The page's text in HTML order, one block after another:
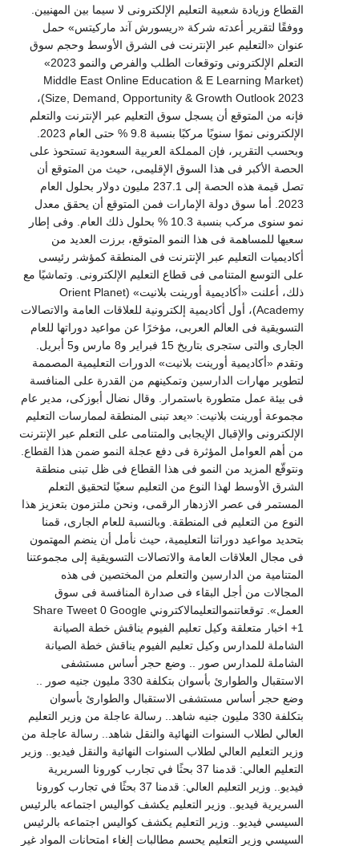
القطاع وزيادة شعبية التعليم الإلكترونى لا سيما بين المهنيين.
ووفقًا لتقرير أعدته شركة «ريسورش آند ماركيتس» حمل
عنوان «التعليم عبر الإنترنت فى الشرق الأوسط وحجم سوق
التعلم الإلكترونى وتوقعات الطلب والفرص والنمو 2023»
(Middle East Online Education & E Learning Market
Size, Demand, Opportunity & Growth Outlook 2023)،
فإنه من المتوقع أن يسجل سوق التعليم عبر الإنترنت والتعلم
الإلكترونى نموًا سنويًا مركبًا بنسبة 9.8 % حتى العام 2023.
وبحسب التقرير، فإن المملكة العربية السعودية تستحوذ على
الحصة الأكبر فى هذا السوق الإقليمى، حيث من المتوقع أن
تصل قيمة هذه الحصة إلى 237.1 مليون دولار بحلول العام
2023. أما سوق دولة الإمارات فمن المتوقع أن يحقق معدل
نمو سنوى مركب بنسبة 10.3 % بحلول ذلك العام. وفى إطار
سعيها للمساهمة فى هذا النمو المتوقع، برزت العديد من
أكاديميات التعليم عبر الإنترنت فى المنطقة كمؤشر رئيسى
على التوسع المتنامى فى قطاع التعليم الإلكترونى. وتماشيًا مع
ذلك، أعلنت «أكاديمية أورينت بلانيت» (Orient Planet
Academy)، أول أكاديمية إلكترونية للعلاقات العامة والاتصالات
التسويقية فى العالم العربى، مؤخرًا عن مواعيد دوراتها للعام
الجارى والتى ستجرى بتاريخ 15 فبراير و8 مارس و5 أبريل.
وتقدم «أكاديمية أورينت بلانيت» الدورات التعليمية المصممة
لتطوير مهارات الدارسين وتمكينهم من القدرة على المنافسة
فى بيئة عمل متطورة باستمرار. وقال نضال أبوزكى، مدير عام
مجموعة أورينت بلانيت: «يعد تبنى المنطقة لممارسات التعليم
الإلكترونى والإقبال الإيجابى والمتنامى على التعلم عبر الإنترنت
من أهم العوامل المؤثرة فى دفع عجلة النمو ضمن هذا القطاع.
ونتوقّع المزيد من النمو فى هذا القطاع فى ظل تبنى منطقة
الشرق الأوسط لهذا النوع من التعليم سعيًا لتحقيق التعلم
المستمر فى عصر الازدهار الرقمى، ونحن ملتزمون بتعزيز هذا
النوع من التعليم فى المنطقة. وبالنسبة للعام الجارى، قمنا
بتحديد مواعيد دوراتنا التعليمية، حيث نأمل أن ينضم المهتمون
فى مجال العلاقات العامة والاتصالات التسويقية إلى مجموعتنا
المتنامية من الدارسين والتعلم من المختصين فى هذه
المجالات من أجل البقاء فى صدارة المنافسة فى سوق
العمل». توقعاتنموالتعليمالاكتروني Share Tweet 0 Google
+1 اخبار متعلقة وكيل تعليم الفيوم يناقش خطة الصيانة
الشاملة للمدارس وكيل تعليم الفيوم يناقش خطة الصيانة
الشاملة للمدارس صور .. وضع حجر أساس مستشفى
الاستقبال والطوارئ بأسوان بتكلفة 330 مليون جنيه صور ..
وضع حجر أساس مستشفى الاستقبال والطوارئ بأسوان
بتكلفة 330 مليون جنيه شاهد.. رسالة عاجلة من وزير التعليم
العالي لطلاب السنوات النهائية والنقل شاهد.. رسالة عاجلة من
وزير التعليم العالي لطلاب السنوات النهائية والنقل فيديو.. وزير
التعليم العالي: قدمنا 37 بحثًا في تجارب كورونا السريرية
فيديو.. وزير التعليم العالي: قدمنا 37 بحثًا في تجارب كورونا
السريرية فيديو.. وزير التعليم يكشف كواليس اجتماعه بالرئيس
السيسي فيديو.. وزير التعليم يكشف كواليس اجتماعه بالرئيس
السيسي وزير التعليم يحسم مطالبات إلغاء امتحانات المواد غير